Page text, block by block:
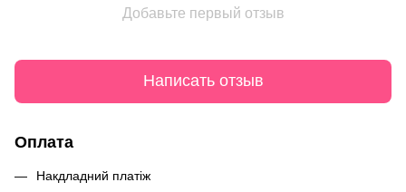
Добавьте первый отзыв
Написать отзыв
Оплата
Накдладний платіж